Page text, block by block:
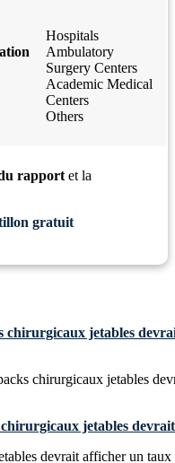
Hospitals
Ambulatory
Surgery Centers
Academic Medical
Centers
Others
rapport et la
gratuit
chirurgicaux jetables
chirurgicaux jetables
jetables
devrait afficher un taux